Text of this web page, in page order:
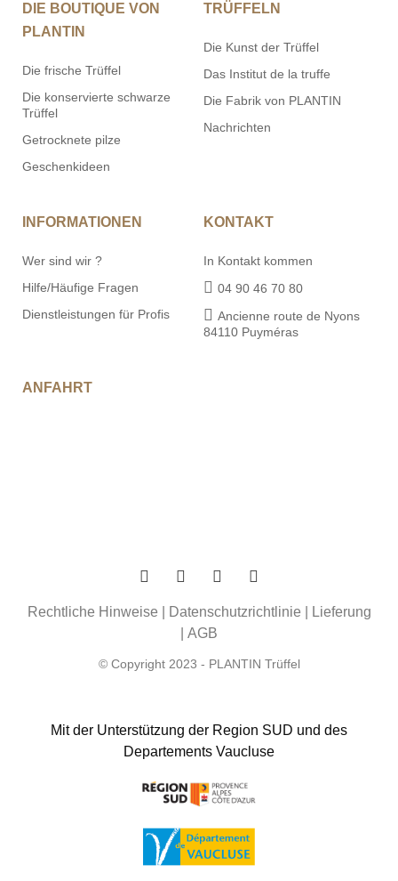
PLANTIN
Die konservierte schwarze
Trüffel
Getrocknete pilze
Geschenkideen
Das Institut de la truffe
Die Fabrik von PLANTIN
Nachrichten
Hilfe/Häufige Fragen
Dienstleistungen für Profis
04 90 46 70 80
Ancienne route de Nyons
84110 Puyméras
© Copyright 2023 - PLANTIN Trüffel
|AGB
Departements Vaucluse